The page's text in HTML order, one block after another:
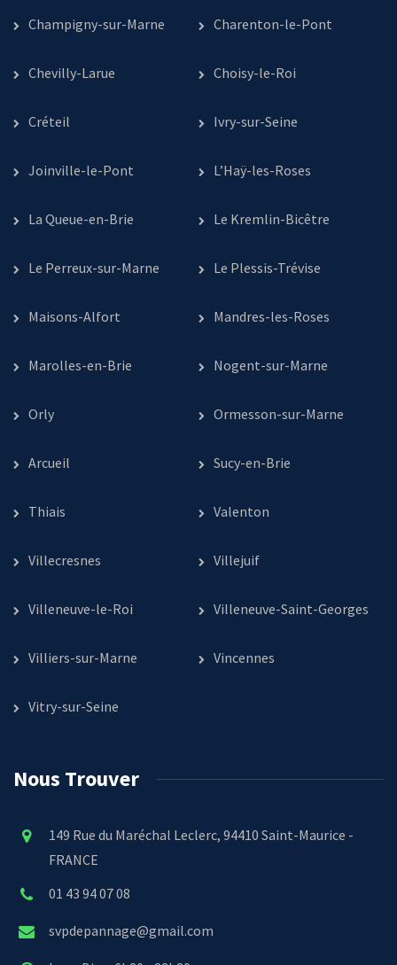
Champigny-sur-Marne Charenton-le-Pont
Chevilly-Larue Choisy-le-Roi
Créteil Ivry-sur-Seine
Joinville-le-Pont L’Haÿ-les-Roses
La Queue-en-Brie Le Kremlin-Bicêtre
Le Perreux-sur-Marne Le Plessis-Trévise
Maisons-Alfort Mandres-les-Roses
Marolles-en-Brie Nogent-sur-Marne
Orly Ormesson-sur-Marne
Arcueil Sucy-en-Brie
Thiais Valenton
Villecresnes Villejuif
Villeneuve-le-Roi Villeneuve-Saint-Georges
Villiers-sur-Marne Vincennes
Vitry-sur-Seine
Nous Trouver
149 Rue du Maréchal Leclerc, 94410 Saint-Maurice -
FRANCE
01 43 94 07 08
svpdepannage@gmail.com